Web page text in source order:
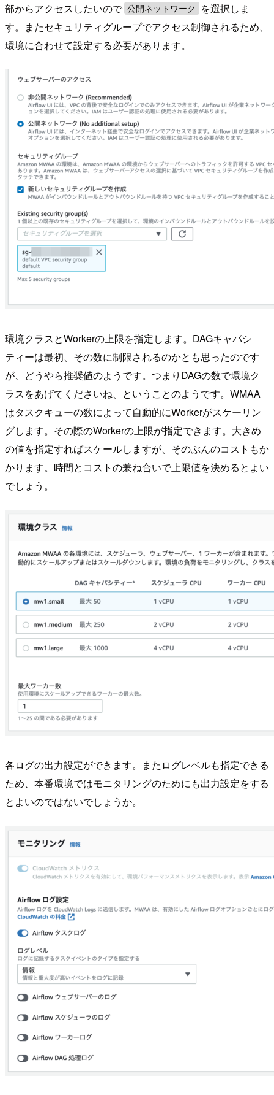
部からアクセスしたいので 公開ネットワーク
を選択しま
す。またセキュリティグループでアクセス制御されるため、
環境に合わせて設定する必要があります。
環境クラスとWorkerの上限を指定します。DAGキャパシ
ティーは最初、その数に制限されるのかとも思ったのです
が、どうやら推奨値のようです。つまりDAGの数で環境ク
ラスをあげてくださいね、ということのようです。WMAA
はタスクキューの数によって自動的にWorkerがスケーリン
グします。その際のWorkerの上限が指定できます。大きめ
の値を指定すればスケールしますが、そのぶんのコストもか
かります。時間とコストの兼ね合いで上限値を決めるとよい
でしょう。
各ログの出力設定ができます。またログレベルも指定できる
ため、本番環境ではモニタリングのためにも出力設定をする
とよいのではないでしょうか。